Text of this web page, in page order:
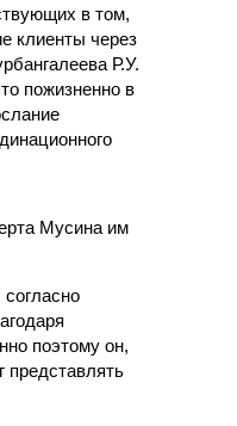
в том,
клиенты через
Р.У.
пожизненно в
Мусина им
поэтому он,
представлять